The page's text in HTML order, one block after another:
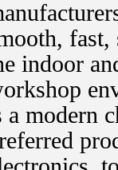
fast,
indoor
a modern